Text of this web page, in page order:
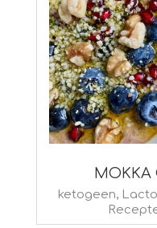
MOKKA
2022-
ketogeen,